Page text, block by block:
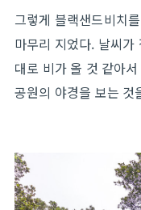
그렇게 블랙샌드비치
마무리 지었다. 날씨가
대로 비가 올 것 같아
공원의 야경을 보는 것